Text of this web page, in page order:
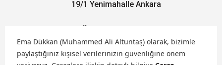
Ema Dükkan (Muhammed Ali Altuntaş) olarak, bizimle
paylaştığınız kişisel verilerinizin güvenliğine önem
19/1 Yenimahalle Ankara
Hakkımızda